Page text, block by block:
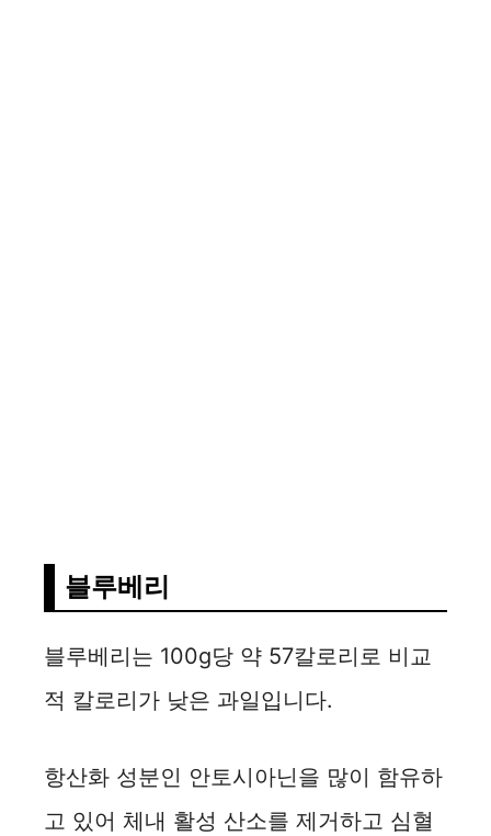
블루베리
블루베리는 100g당 약 57칼로리로 비교
적 칼로리가 낮은 과일입니다.
항산화 성분인 안토시아닌을 많이 함유하
고 있어 체내 활성 산소를 제거하고 심혈